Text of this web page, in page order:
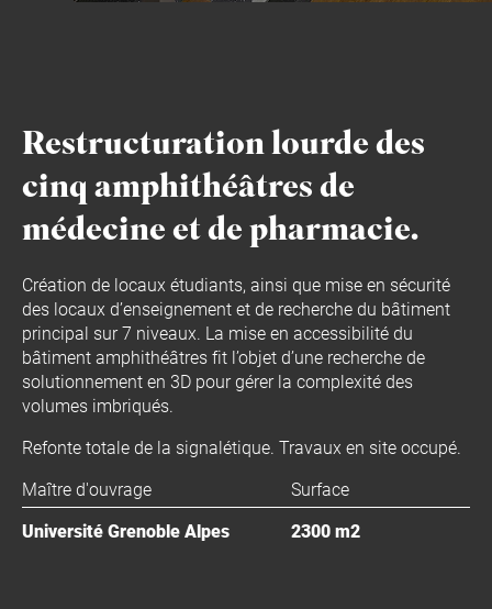
Restructuration lourde des
cinq amphithéâtres de
médecine et de pharmacie.
Création de locaux étudiants, ainsi que mise en sécurité
des locaux d’enseignement et de recherche du bâtiment
principal sur 7 niveaux. La mise en accessibilité du
bâtiment amphithéâtres fit l’objet d’une recherche de
solutionnement en 3D pour gérer la complexité des
volumes imbriqués.
Refonte totale de la signalétique. Travaux en site occupé.
Maître d'ouvrage
Université Grenoble Alpes
Surface
2300 m2